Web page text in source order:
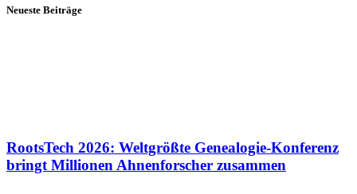
Neueste Beiträge
RootsTech 2026: Weltgrößte Genealogie-Konferenz
bringt Millionen Ahnenforscher zusammen